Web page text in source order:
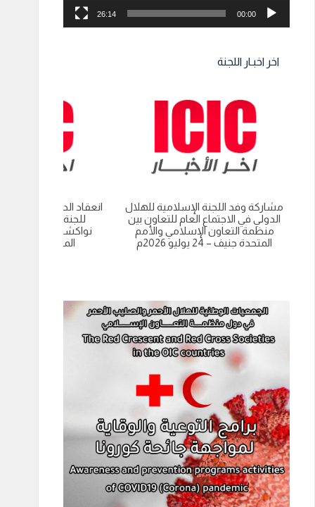
00:00
26:14
اخر اخبـار اللجنة
مشاركة وفد اللجنة الإسلامية للهلال
الدولي في الاجتماع العام للتعاون بين
منظمة التعاون الإسلامي والأمم
المتحدة جنيف – 24 يوليو 2026م
انعقاد الدورة العادية
للجنة الاسلامية
نواكشوط-
الموريتانية 9 يوليو 2026م